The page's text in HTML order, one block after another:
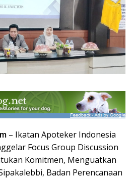
– Ikatan Apoteker Indonesia
Focus Group Discussion
Komitmen, Menguatkan
Badan Perencanaan